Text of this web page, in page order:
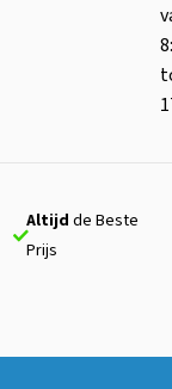
Altijdde Beste
Prijs